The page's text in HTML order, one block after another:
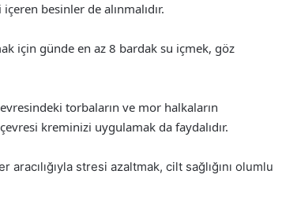
besinler de alınmalıdır.
için günde en az 8 bardak su içmek, göz
torbaların ve mor halkaların
kreminizi uygulamak da faydalıdır.
stresi azaltmak, cilt sağlığını olumlu